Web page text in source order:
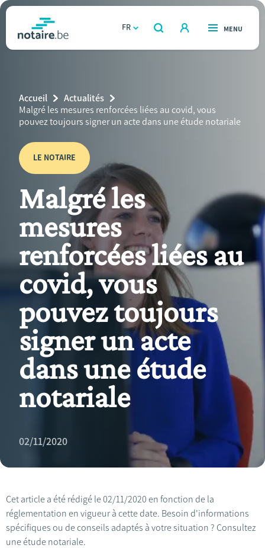
Aller
contenu
notaire.behomepage
FR
OUVERT
RECHERCHER
OUVERT
MENU
Relations et vivre ensemble
Héritage et donations
Entreprendre
Le notaire
Calculateurs
Breadcrumb
Accueil
Actualités
Current
Page:
Malgré les mesures renforcées liées au covid, vous
pouvez toujours signer un acte dans une étude notariale
LE NOTAIRE
Malgré les
mesures
renforcées liées au
covid, vous
pouvez toujours
signer un acte
dans une étude
notariale
02/11/2020
Cet article a été rédigé le 02/11/2020 en fonction de la
réglementation en vigueur à cette date. Besoin d'informations
spécifiques ou de conseils adaptés à votre situation ? Consultez
une étude notariale.